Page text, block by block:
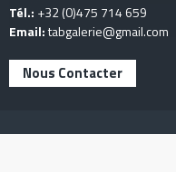
Tél.: +32 (0)475 714 659
Email:tabgalerie@gmail.com
Nous Contacter